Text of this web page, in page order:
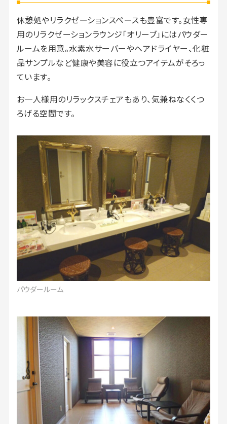
休憩処やリラクゼーションスペースも豊富です。女性専
用のリラクゼーションラウンジ「オリーブ」にはパウダー
ルームを用意。水素水サーバーやヘアドライヤー、化粧
品サンプルなど健康や美容に役立つアイテムがそろっ
ています。
お一人様用のリラックスチェアもあり、気兼ねなくくつ
ろげる空間です。
パウダールーム